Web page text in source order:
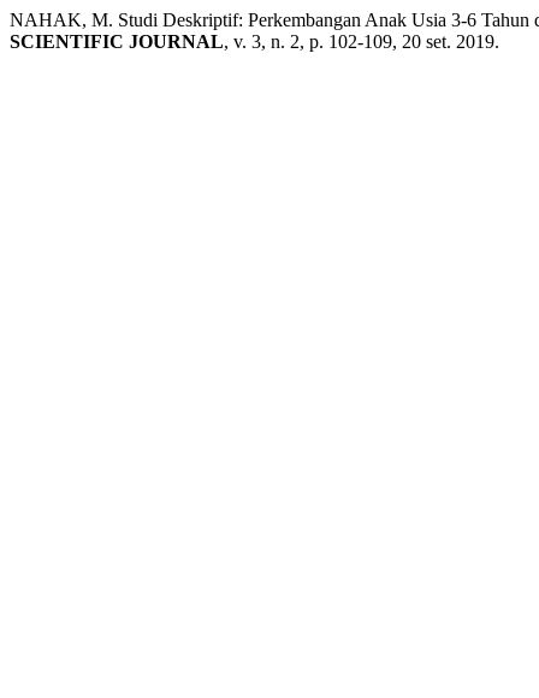
NAHAK, M. Studi Deskriptif: Perkembangan Anak Usia 3-6 Tahun
SCIENTIFIC JOURNAL, v. 3, n. 2, p. 102-109, 20 set. 2019.